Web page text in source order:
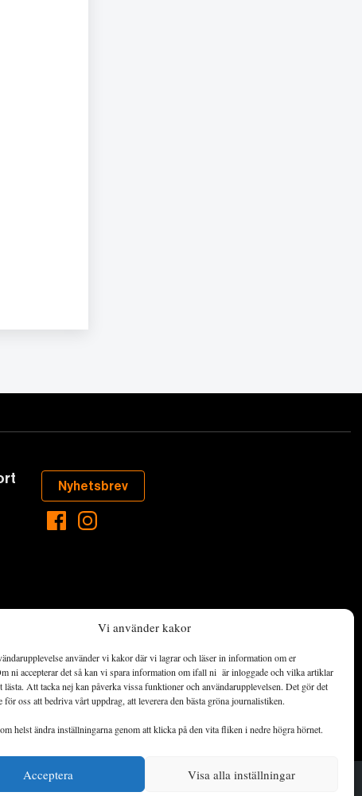
Vi använder kakor
använder vi kakor där vi lagrar och läser in information om er
ni accepterar det så kan vi spara information om ifall ni är inloggade och vilka artiklar
lästa. Att tacka nej kan påverka vissa funktioner och användarupplevelsen. Det gör det
för oss att bedriva vårt uppdrag, att leverera den bästa gröna journalistiken.
helst ändra inställningarna genom att klicka på den vita fliken i nedre högra hörnet.
Acceptera Visa alla inställningar
Nyhetsbrev
som händer
ett hållbart
ekonomiska